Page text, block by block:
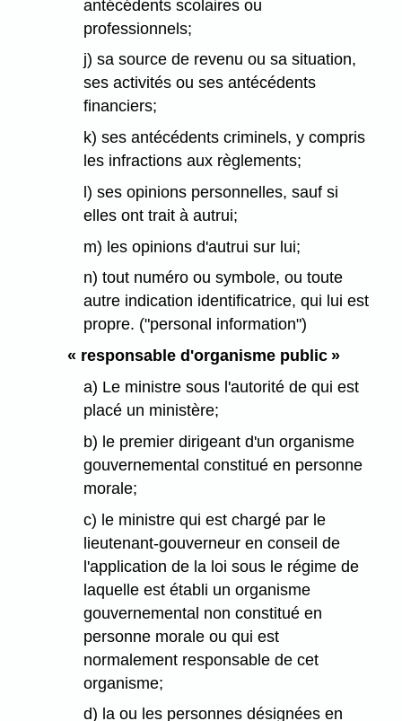
antécédents scolaires ou
professionnels;
j) sa source de revenu ou sa situation,
ses activités ou ses antécédents
financiers;
k) ses antécédents criminels, y compris
les infractions aux règlements;
l) ses opinions personnelles, sauf si
elles ont trait à autrui;
m) les opinions d'autrui sur lui;
n) tout numéro ou symbole, ou toute
autre indication identificatrice, qui lui est
propre. ("personal information")
« responsable d'organisme public »
a) Le ministre sous l'autorité de qui est
placé un ministère;
b) le premier dirigeant d'un organisme
gouvernemental constitué en personne
morale;
c) le ministre qui est chargé par le
lieutenant-gouverneur en conseil de
l'application de la loi sous le régime de
laquelle est établi un organisme
gouvernemental non constitué en
personne morale ou qui est
normalement responsable de cet
organisme;
d) la ou les personnes désignées en